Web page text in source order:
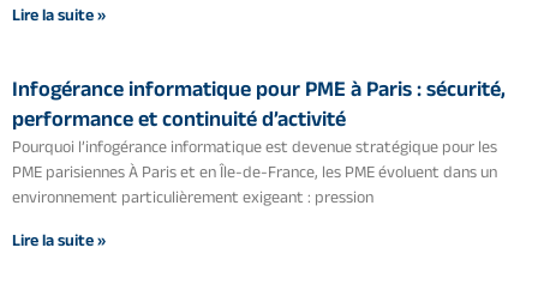
Lire la suite »
Infogérance informatique pour PME à Paris : sécurité,
performance et continuité d’activité
Pourquoi l’infogérance informatique est devenue stratégique pour les
PME parisiennes À Paris et en Île-de-France, les PME évoluent dans un
environnement particulièrement exigeant : pression
Lire la suite »